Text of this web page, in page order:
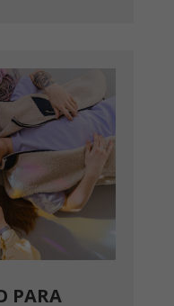
PARA